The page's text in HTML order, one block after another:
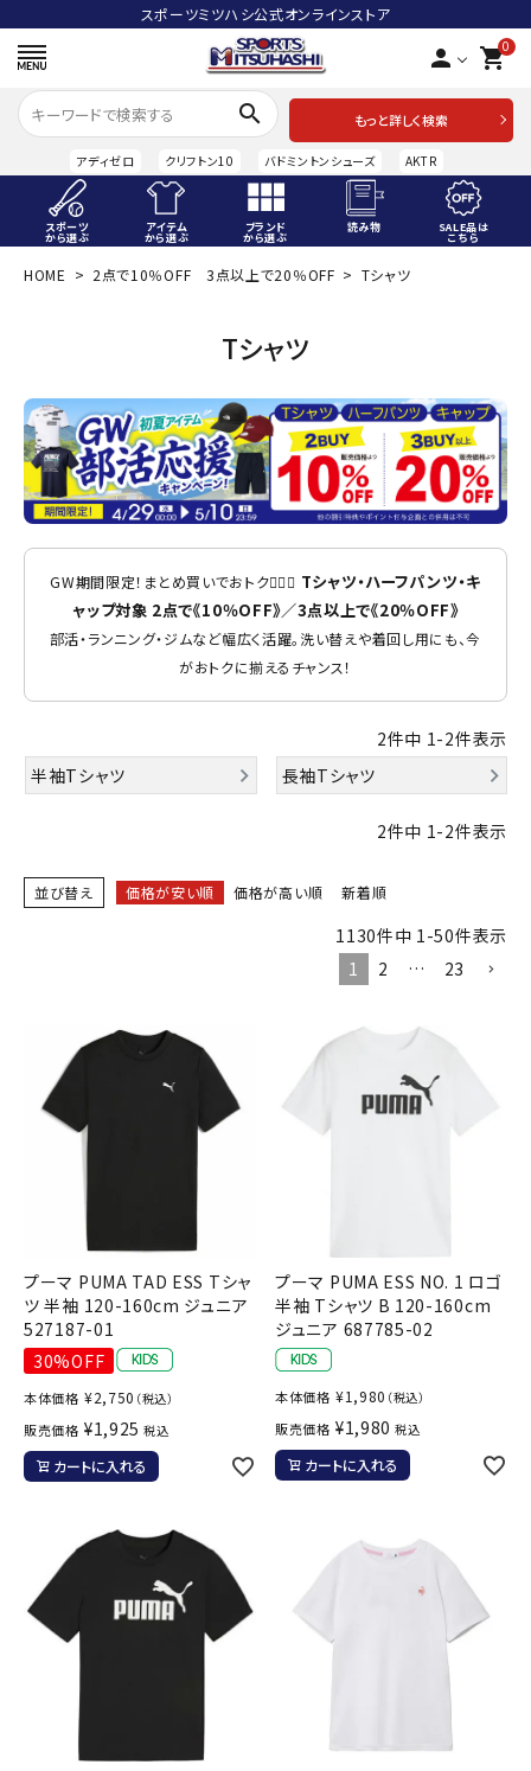
スポーツミツハシ公式オンラインストア
person 0
shopping_cart
search
もっと詳しく検索
アディゼロ クリフトン10 バドミントンシューズ AKTR
スポーツ
から選ぶ
アイテム
から選ぶ
ブランド
から選ぶ
読み物 SALE品は
こちら
ACCOUNT MENU
会員登録
スポーツから選ぶ
アイテムから選ぶ
ブランドから選ぶ
SALE品はこちら
お問い合わせ
プライバシーポリシー
HOME 2点で10％OFF 3点以上で20％OFF Tシャツ
Tシャツ
GW期間限定！まとめ買いでおトク🏃‍♂️✨ Tシャツ・ハーフパンツ・キ
ャップ対象 2点で《10％OFF》／3点以上で《20％OFF》
部活・ランニング・ジムなど幅広く活躍。洗い替えや着回し用にも、今
がおトクに揃えるチャンス！
2件中 1-2件表示
半袖Tシャツ
長袖Tシャツ
2件中 1-2件表示
並び替え 価格が安い順 価格が高い順 新着順
1130件中 1-50件表示
1
2 … 23
プーマ PUMA TAD ESS Tシャ
ツ 半袖 120-160cm ジュニア
527187-01
30%OFF
本体価格 ¥2,750 （税込）
販売価格 ¥1,925 税込
カートに入れる
プーマ PUMA ESS NO. 1 ロゴ
半袖 Tシャツ B 120-160cm
ジュニア 687785-02
本体価格 ¥1,980 （税込）
販売価格 ¥1,980 税込
カートに入れる